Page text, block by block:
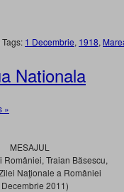
Tags: 1 Decembrie, 1918,
Nationala
»
MESAJUL
României, Traian Băsescu,
Naţionale a României
Decembrie 2011)